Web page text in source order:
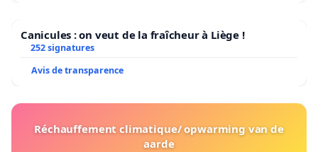
Canicules : on veut de la fraîcheur à Liège !
252 signatures
Avis de transparence
Réchauffement climatique/ opwarming van de
aarde